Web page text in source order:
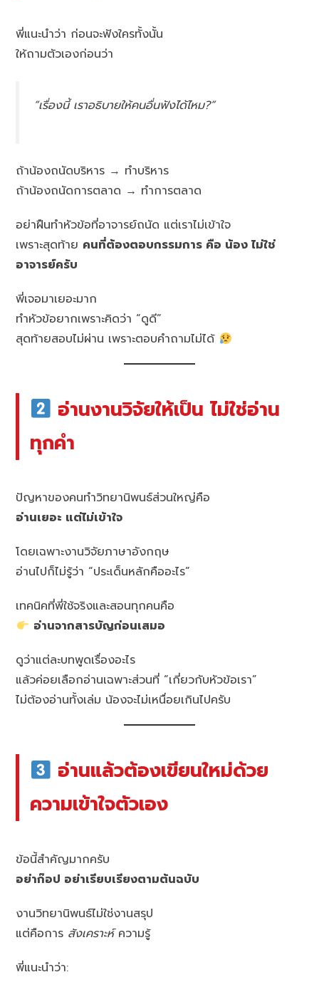
พี่แนะนำว่า ก่อนจะฟังใครทั้งนั้น
ให้ถามตัวเองก่อนว่า
“เรื่องนี้ เราอธิบายให้คนอื่นฟังได้ไหม?”
ถ้าน้องถนัดบริหาร → ทำบริหาร
ถ้าน้องถนัดการตลาด → ทำการตลาด
อย่าฝืนทำหัวข้อที่อาจารย์ถนัด แต่เราไม่เข้าใจ
เพราะสุดท้าย คนที่ต้องตอบกรรมการ คือ น้อง ไม่ใช่
อาจารย์ครับ
พี่เจอมาเยอะมาก
ทำหัวข้อยากเพราะคิดว่า “ดูดี”
สุดท้ายสอบไม่ผ่าน เพราะตอบคำถามไม่ได้
อ่านงานวิจัยให้เป็น ไม่ใช่อ่าน
ทุกคำ
ปัญหาของคนทำวิทยานิพนธ์ส่วนใหญ่คือ
อ่านเยอะ แต่ไม่เข้าใจ
โดยเฉพาะงานวิจัยภาษาอังกฤษ
อ่านไปก็ไม่รู้ว่า “ประเด็นหลักคืออะไร”
เทคนิคที่พี่ใช้จริงและสอนทุกคนคือ
อ่านจากสารบัญก่อนเสมอ
ดูว่าแต่ละบทพูดเรื่องอะไร
แล้วค่อยเลือกอ่านเฉพาะส่วนที่ “เกี่ยวกับหัวข้อเรา”
ไม่ต้องอ่านทั้งเล่ม น้องจะไม่เหนื่อยเกินไปครับ
อ่านแล้วต้องเขียนใหม่ด้วย
ความเข้าใจตัวเอง
ข้อนี้สำคัญมากครับ
อย่าก๊อป อย่าเรียบเรียงตามต้นฉบับ
งานวิทยานิพนธ์ไม่ใช่งานสรุป
แต่คือการ สังเคราะห์ความรู้
พี่แนะนำว่า: